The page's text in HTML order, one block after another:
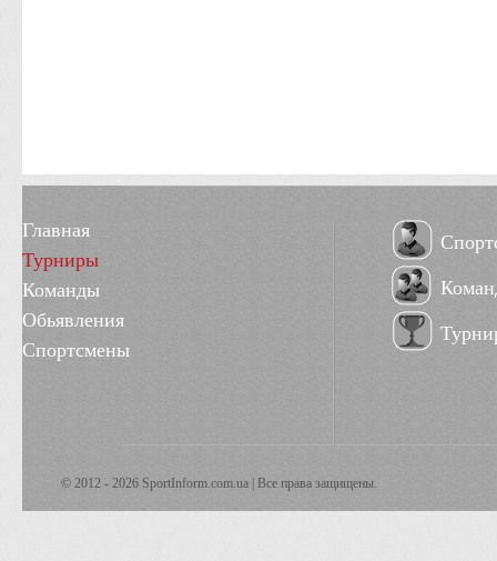
Главная
Турниры
Команды
Обьявления
Спортсмены
© 2012 - 2026 SportInform.com.ua | Все права защищены.